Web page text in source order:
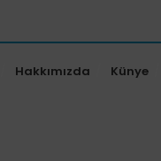
Hakkımızda
Künye